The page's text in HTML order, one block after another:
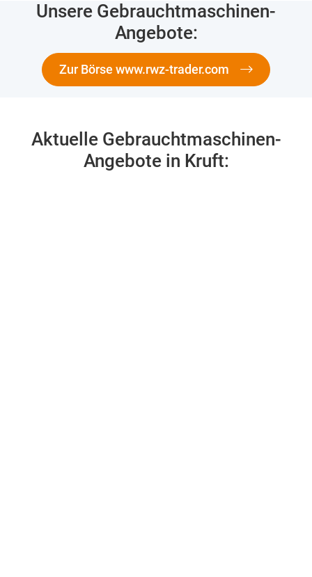
Unsere Gebrauchtmaschinen-
Angebote:
Zur Börse www.rwz-trader.com
Aktuelle Gebrauchtmaschinen-
Angebote in Kruft: